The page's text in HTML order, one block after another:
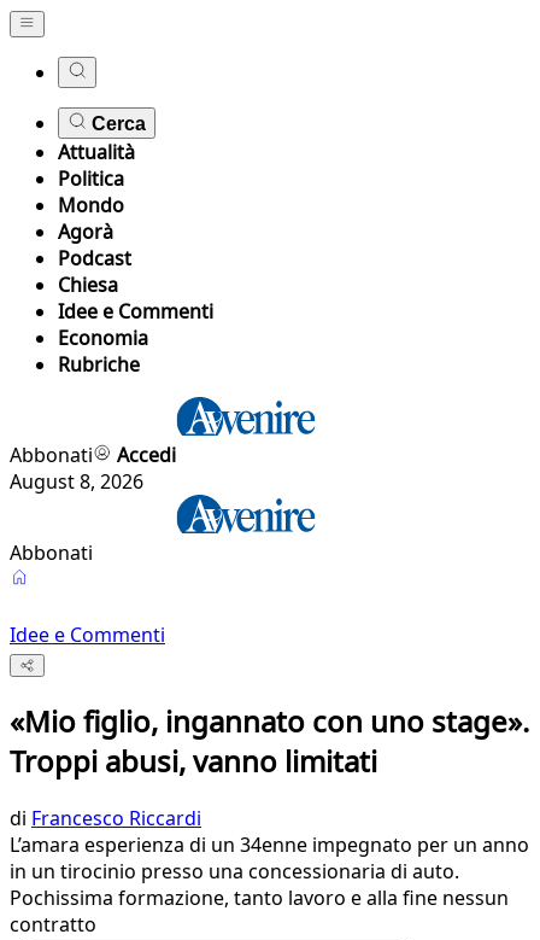
Cerca
Attualità
Politica
Mondo
Agorà
Podcast
Chiesa
Idee e Commenti
Economia
Rubriche
Abbonati
Accedi
August 8, 2026
Abbonati
Idee e Commenti
«Mio figlio, ingannato con uno stage».
Troppi abusi, vanno limitati
di Francesco Riccardi
L’amara esperienza di un 34enne impegnato per un anno
in un tirocinio presso una concessionaria di auto.
Pochissima formazione, tanto lavoro e alla fine nessun
contratto